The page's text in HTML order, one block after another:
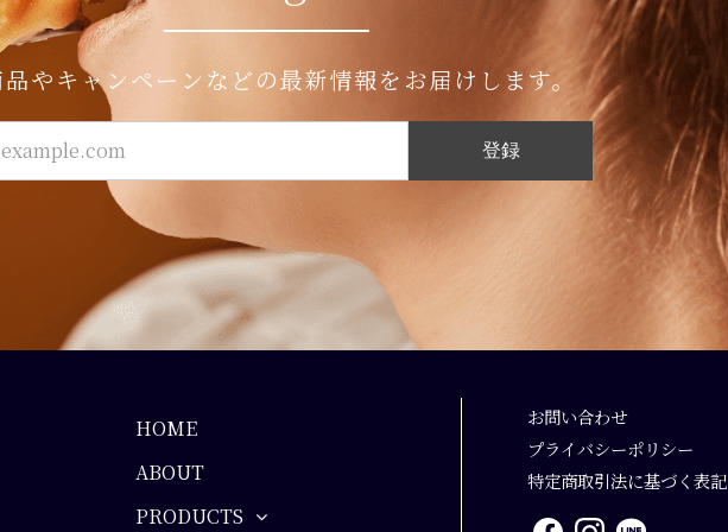
やキャンペーンなどの最新情報をお届けします。
登録
HOME
ABOUT
PRODUCTS
お問い合わせ
プライバシーポリシー
特定商取引法に基づく表記